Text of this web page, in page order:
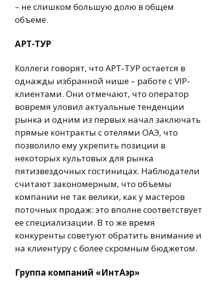
– не слишком большую долю в общем
объеме.
АРТ-ТУР
Коллеги говорят, что АРТ-ТУР остается в
однажды избранной нише – работе с VIP-
клиентами. Они отмечают, что оператор
вовремя уловил актуальные тенденции
рынка и одним из первых начал заключать
прямые контракты с отелями ОАЭ, что
позволило ему укрепить позиции в
некоторых культовых для рынка
пятизвездочных гостиницах. Наблюдатели
считают закономерным, что объемы
компании не так велики, как у мастеров
поточных продаж: это вполне соответствует
ее специализации. В то же время
конкуренты советуют обратить внимание и
на клиентуру с более скромным бюджетом.
Группа компаний «ИнтАэр»